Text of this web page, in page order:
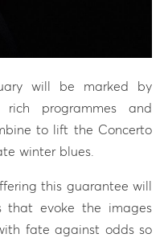
will be marked by
rich programmes and
to lift the Concerto
winter blues.
this guarantee will
that evoke the images
fate against odds so